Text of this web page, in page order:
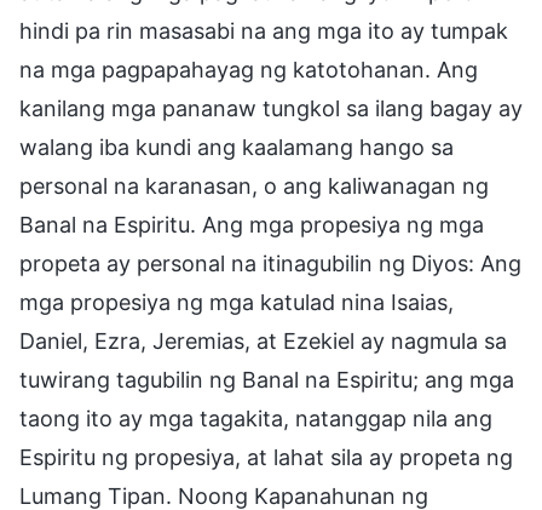
hindi pa rin masasabi na ang mga ito ay tumpak
na mga pagpapahayag ng katotohanan. Ang
kanilang mga pananaw tungkol sa ilang bagay ay
walang iba kundi ang kaalamang hango sa
personal na karanasan, o ang kaliwanagan ng
Banal na Espiritu. Ang mga propesiya ng mga
propeta ay personal na itinagubilin ng Diyos: Ang
mga propesiya ng mga katulad nina Isaias,
Daniel, Ezra, Jeremias, at Ezekiel ay nagmula sa
tuwirang tagubilin ng Banal na Espiritu; ang mga
taong ito ay mga tagakita, natanggap nila ang
Espiritu ng propesiya, at lahat sila ay propeta ng
Lumang Tipan. Noong Kapanahunan ng